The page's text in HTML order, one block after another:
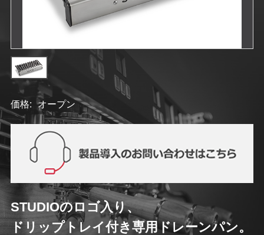
価格: オープン
STUDIOのロゴ入り、
ドリップトレイ付き専用ドレーンパン。